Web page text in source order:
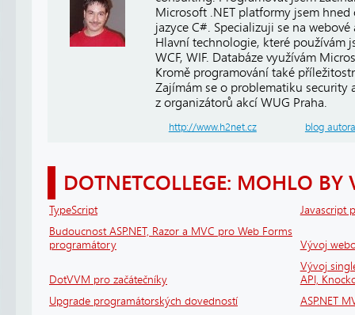
Microsoft .NET platformy jsem
jazyce C#. Specializuji se na
Hlavní technologie, které používám
WCF, WIF. Databáze využívám
Kromě programování také
Zajímám se o problematiku security
z organizátorů akcí WUG Praha.
http://www.h2net.cz blog autora
DOTNETCOLLEGE: MOHLO BY
TypeScript
Javascript
Budoucnost ASP.NET, Razor a MVC pro Web Forms
programátory
Vývoj
DotVVM pro začátečníky
Vývoj
API,
Upgrade programátorských dovedností
ASP.NET